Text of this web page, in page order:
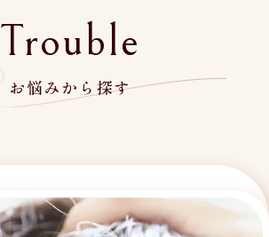
Trouble
お悩みから探す